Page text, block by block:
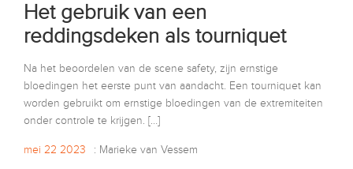
Het gebruik van een
reddingsdeken als tourniquet
Na het beoordelen van de scene safety, zijn ernstige
bloedingen het eerste punt van aandacht. Een tourniquet kan
worden gebruikt om ernstige bloedingen van de extremiteiten
onder controle te krijgen. […]
mei 22 2023 : Marieke van Vessem